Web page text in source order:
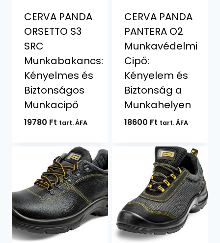
CERVA PANDA
ORSETTO S3
SRC
Munkabakancs:
Kényelmes és
Biztonságos
Munkacipő
19780 Ft tart. ÁFA
CERVA PANDA
PANTERA O2
Munkavédelmi
Cipő:
Kényelem és
Biztonság a
Munkahelyen
18600 Ft tart. ÁFA